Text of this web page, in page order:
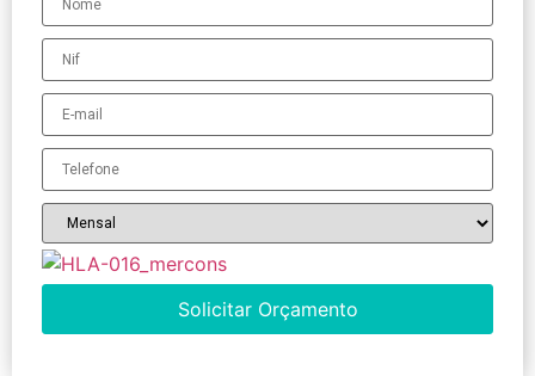
Solicitar Orçamento